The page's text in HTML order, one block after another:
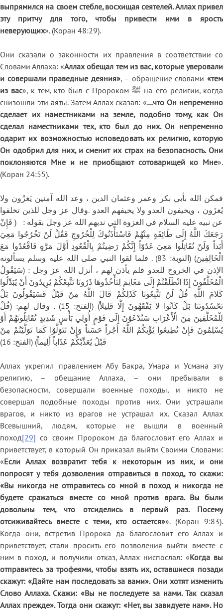
выпрямился на своем стебле, восхищая сеятелей. Аллах привел
эту притчу для того, чтобы привести ими в ярость
неверующих». (Коран 48:29).
Они сказали о законности их правления в соответствии со
Словами Аллаха: «Аллах обещал тем из вас, которые уверовали
и совершали праведные деяния», – обращение словами«тем
из вас», к тем, кто был с Пророком ﷺ на его религии, когда
снизошли эти аяты. Затем Аллах сказал: «…что Он непременно
сделает их наместниками на земле, подобно тому, как Он
сделал наместниками тех, кто был до них. Он непременно
одарит их возможностью исповедовать их религию, которую
Он одобрил для них, и сменит их страх на безопасность. Они
поклоняются Мне и не приобщают сотоварищей ко Мне».
(Коран 24:55).
فمكن الله بأبي بكر وعمر وعثمان الدين ، وعد الله آمنين يَغزُون ولا
يُغزَون ، ويخيفون العدو ولا يخيفهم العدو .وقال عز وجل للذين تخلفوا
عن نبيه عليه السلام في الغزوة التي ندبهم الله عز وجل بقوله : ( فَإِنْ
رَجَعَكَ اللَّهُ إِلَى طَائِفَةٍ مِنْهُمْ فَاسْتَأْذَنُوكَ لِلْخُرُوجِ فَقُلْ لَنْ تَخْرُجُوا مَعِيَ
أَبَداً وَلَنْ تُقَاتِلُوا مَعِيَ عَدُوّاً إِنَّكُمْ رَضِيتُمْ بِالْقُعُودِ أَوَّلَ مَرَّةٍ فَاقْعُدُوا مَعَ
الْخَالِفِينَ) (التوبة: 83) . فلما لقوا النبي صلى الله عليه وسلم يسألونه
الإذن في الخروج للعدو فلم يأذن لهم ، أنزل الله عز وجل : (سَيَقُولُ
الْمُخَلَّفُونَ إِذَا انْطَلَقْتُمْ إِلَى مَغَانِمَ لِتَأْخُذُوهَا ذَرُونَا نَتَّبِعْكُمْ يُرِيدُونَ أَنْ يُبَدِّلُوا
كَلامَ اللَّهِ قُلْ لَنْ تَتَّبِعُونَا كَذَلِكُمْ قَالَ اللَّهُ مِنْ قَبْلُ فَسَيَقُولُونَ بَلْ
تَحْسُدُونَنَا بَلْ كَانُوا لا يَفْقَهُونَ إِلَّا قَلِيلاً) (الفتح: 15) . وقال لهم: (قُلْ
لِلْمُخَلَّفِينَ مِنَ الْأَعْرَابِ سَتُدْعَوْنَ إِلَى قَوْمٍ أُولِي بَأْسٍ شَدِيدٍ تُقَاتِلُونَهُمْ أَوْ
يُسْلِمُونَ فَإِنْ تُطِيعُوا يُؤْتِكُمُ اللَّهُ أَجْراً حَسَناً وَإِنْ تَتَوَلَّوْا كَمَا تَوَلَّيْتُمْ مِنْ
Аллах укрепил правлением Абу Бакра, Умара и Усмана эту
религию, – обещание Аллаха, – они пребывали в
безопасности, совершали военные походы, и никто не
совершал подобные походы против них. Они устрашали
врагов, и никто из врагов не устрашал их. Сказал Аллах
Всевышний, людям, которые не вышли в военный
поход[29] со своим Пророком да благословит его Аллах и
приветствует, в который Он приказал выйти Своими Словами:
«Если Аллах возвратит тебя к некоторым из них, и они
попросят у тебя дозволения отправиться в поход, то скажи:
«Вы никогда не отправитесь со мной в поход и никогда не
будете сражаться вместе со мной против врага. Вы были
довольны тем, что отсиделись в первый раз. Посему
отсиживайтесь вместе с теми, кто остается»». (Коран 9:83).
Когда они, встретив Пророка да благословит его Аллах и
приветствует, стали просить его позволения выйти вместе с
ним в поход, и получили отказ, Аллах ниспослал: «Когда вы
отправитесь за трофеями, чтобы взять их, оставшиеся позади
скажут: «Дайте нам последовать за вами». Они хотят изменить
Слово Аллаха. Скажи: «Вы не последуете за нами. Так сказал
Аллах прежде». Тогда они скажут: «Нет, вы завидуете нам». Но